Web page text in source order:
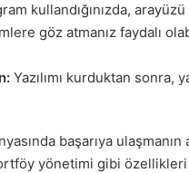
kullandığınızda,
göz atmanız faydalı
Yazılımı kurduktan sonra,
başarıya
yönetimi gibi özellikleri